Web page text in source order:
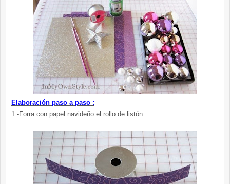
Elaboración paso a paso :
1.-Forra con papel navideño el rollo de listón .